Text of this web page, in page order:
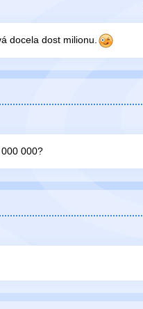
docela dost milionu.
000?